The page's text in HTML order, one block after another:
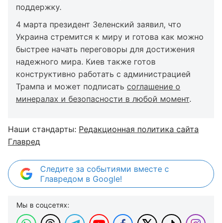
поддержку.
4 марта президент Зеленский заявил, что
Украина стремится к миру и готова как можно
быстрее начать переговоры для достижения
надежного мира. Киев также готов
конструктивно работать с администрацией
Трампа и может подписать соглашение о
минералах и безопасности в любой момент.
Наши стандарты: Редакционная политика сайта
Главред
Следите за событиями вместе с
Главредом в Google!
Мы в соцсетях: